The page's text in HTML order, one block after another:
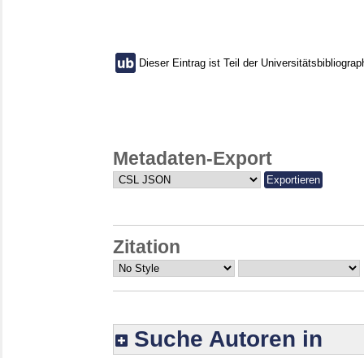
Dieser Eintrag ist Teil der
Metadaten-Export
Zitation
Suche Autoren in